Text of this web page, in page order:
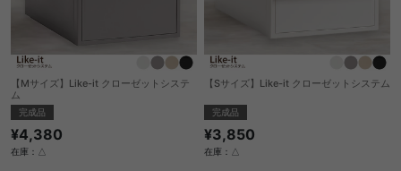
【Mサイズ】Like-it クローゼットシステ
ム
完成品
¥4,380
在庫：△
【Sサイズ】Like-it クローゼットシステム
完成品
¥3,850
在庫：△